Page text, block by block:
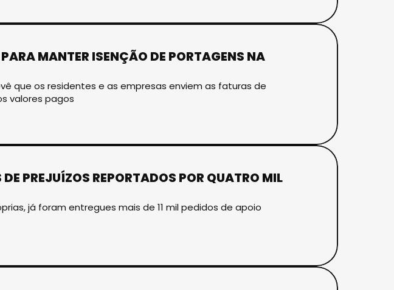
MANTER ISENÇÃO DE PORTAGENS NA
que os residentes e as empresas enviem as faturas de
valores pagos
PREJUÍZOS REPORTADOS POR QUATRO MIL
já foram entregues mais de 11 mil pedidos de apoio